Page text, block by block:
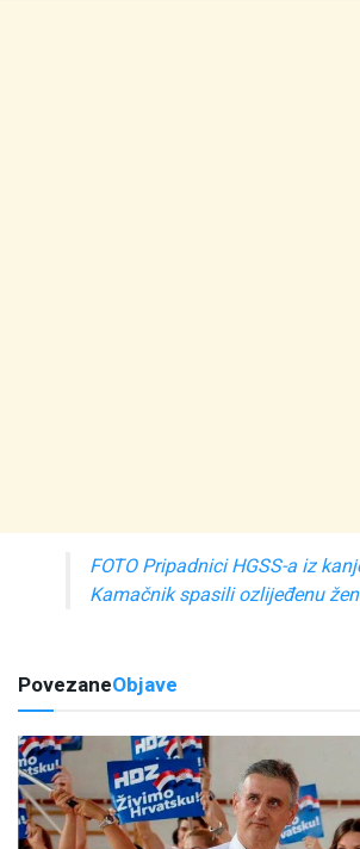
FOTO Pripadnici HGSS-a iz
Kamačnik spasili ozlijeđenu
PovezaneObjave